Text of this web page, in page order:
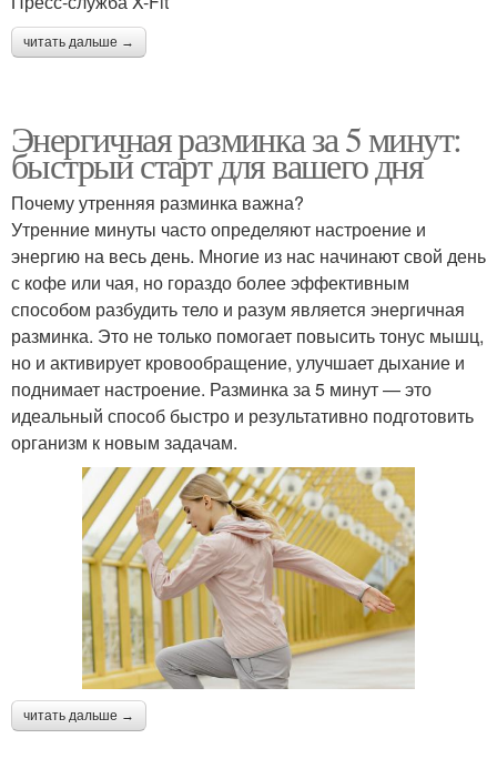
читать дальше →
Энергичная разминка за 5 минут:
быстрый старт для вашего дня
Почему утренняя разминка важна?
Утренние минуты часто определяют настроение и
энергию на весь день. Многие из нас начинают свой день
с кофе или чая, но гораздо более эффективным
способом разбудить тело и разум является энергичная
разминка. Это не только помогает повысить тонус мышц,
но и активирует кровообращение, улучшает дыхание и
поднимает настроение. Разминка за 5 минут — это
идеальный способ быстро и результативно подготовить
организм к новым задачам.
читать дальше →